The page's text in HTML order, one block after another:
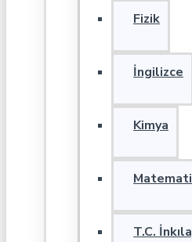
Fizik
İngilizce
Kimya
T.C.